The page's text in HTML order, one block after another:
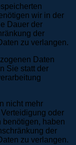
wir in der
Dauer der
der
zu verlangen.
Daten
Sie statt der
nicht mehr
oder
benötigen, haben
der
zu verlangen.